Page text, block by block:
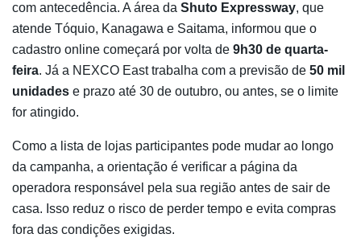
com antecedência. A área da Shuto Expressway, que
atende Tóquio, Kanagawa e Saitama, informou que o
cadastro online começará por volta de 9h30 de quarta-
feira. Já a NEXCO East trabalha com a previsão de 50 mil
unidades e prazo até 30 de outubro, ou antes, se o limite
for atingido.
Como a lista de lojas participantes pode mudar ao longo
da campanha, a orientação é verificar a página da
operadora responsável pela sua região antes de sair de
casa. Isso reduz o risco de perder tempo e evita compras
fora das condições exigidas.